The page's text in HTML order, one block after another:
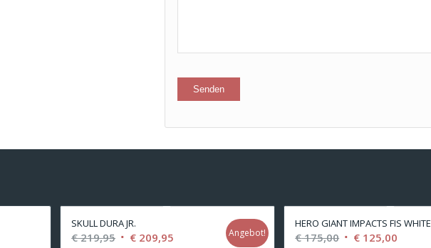
SKULL DURA JR.
€219,95 Ursprünglicher
€ 209,95 Angebot!
HERO GIANT IMPACTS FIS WHITE
€175,00 Ursprünglicher
€ 125,00